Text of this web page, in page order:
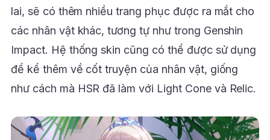
lai, sẽ có thêm nhiều trang phục được ra mắt cho
các nhân vật khác, tương tự như trong Genshin
Impact. Hệ thống skin cũng có thể được sử dụng
để kể thêm về cốt truyện của nhân vật, giống
như cách mà HSR đã làm với Light Cone và Relic.